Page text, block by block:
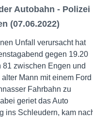
Autobahn - Polizei
(07.06.2022)
Unfall verursacht hat
gegen 19.20
81 zwischen Engen und
Mann mit einem Ford
Fahrbahn zu
geriet das Auto
ins Schleudern, kam